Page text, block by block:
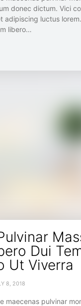
donec dictum. Vici
adipiscing luctus
libero…
Dui
Ut Viverra
8, 2018
maecenas pulvinar